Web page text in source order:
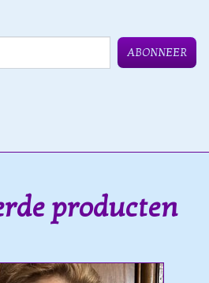
ABONNEER
producten